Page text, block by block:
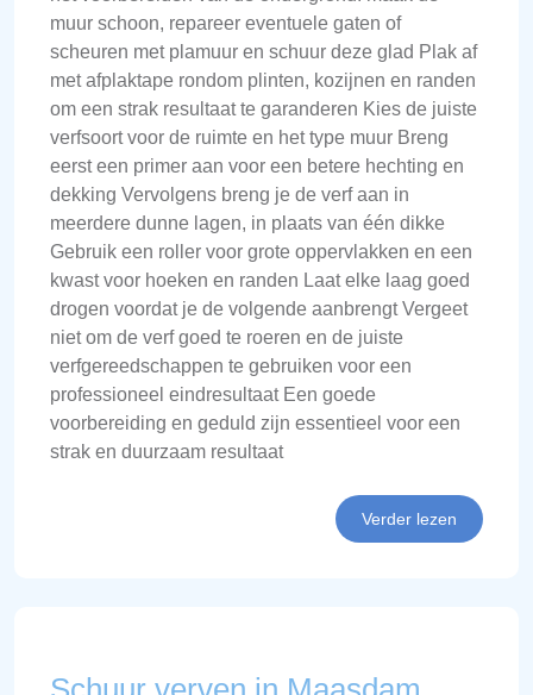
muur schoon, repareer eventuele gaten of
scheuren met plamuur en schuur deze glad Plak af
met afplaktape rondom plinten, kozijnen en randen
om een strak resultaat te garanderen Kies de juiste
verfsoort voor de ruimte en het type muur Breng
eerst een primer aan voor een betere hechting en
dekking Vervolgens breng je de verf aan in
meerdere dunne lagen, in plaats van één dikke
Gebruik een roller voor grote oppervlakken en een
kwast voor hoeken en randen Laat elke laag goed
drogen voordat je de volgende aanbrengt Vergeet
niet om de verf goed te roeren en de juiste
verfgereedschappen te gebruiken voor een
professioneel eindresultaat Een goede
voorbereiding en geduld zijn essentieel voor een
strak en duurzaam resultaat
Verder lezen